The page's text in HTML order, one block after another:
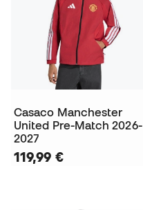
Casaco Manchester
United Pre-Match 2026-
2027
119,99 €